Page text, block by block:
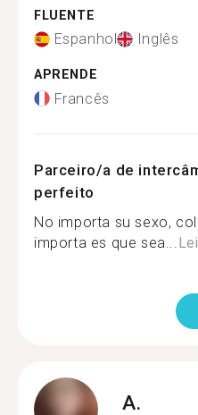
FLUENTE
Espanhol Inglês
APRENDE
Francês
Parceiro/a de
perfeito
No importa su sexo,
importa es que sea...
A.